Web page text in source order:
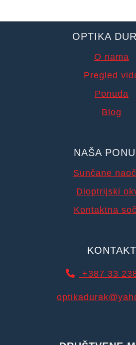
OPTIKA
O nama
Pregled
Ponuda
Blog
NAŠA
Sunčane
Dioptrijski
Kontaktna
KONTAKT
+387 33